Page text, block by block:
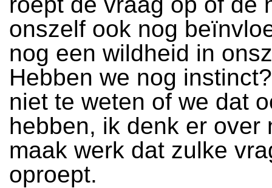
onszelf ook nog
nog een wildheid in
Hebben we nog
niet te weten of we dat
hebben, ik denk er over
maak werk dat zulke
oproept.